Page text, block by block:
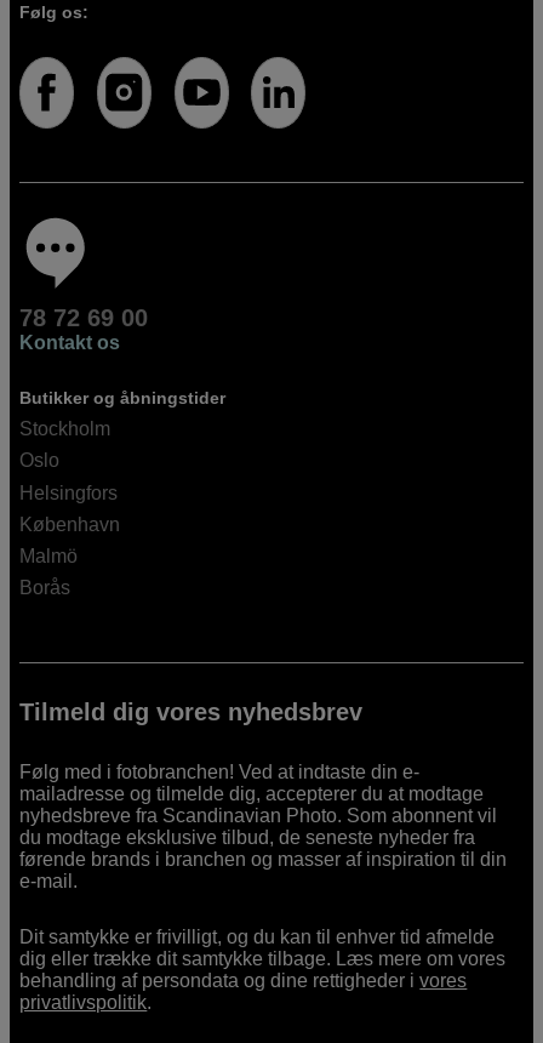
Følg os:
78 72 69 00
Kontakt os
Butikker og åbningstider
Stockholm
Oslo
Helsingfors
København
Malmö
Borås
Tilmeld dig vores nyhedsbrev
Følg med i fotobranchen! Ved at indtaste din e-
mailadresse og tilmelde dig, accepterer du at modtage
nyhedsbreve fra Scandinavian Photo. Som abonnent vil
du modtage eksklusive tilbud, de seneste nyheder fra
førende brands i branchen og masser af inspiration til din
e-mail.
Dit samtykke er frivilligt, og du kan til enhver tid afmelde
dig eller trække dit samtykke tilbage. Læs mere om vores
behandling af persondata og dine rettigheder ivores
privatlivspolitik.